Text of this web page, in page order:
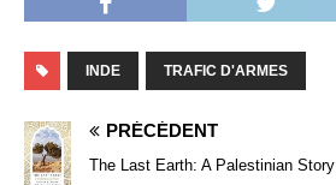
INDE TRAFIC D'ARMES
PRÉCÉDENT
The Last Earth: A Palestinian Story